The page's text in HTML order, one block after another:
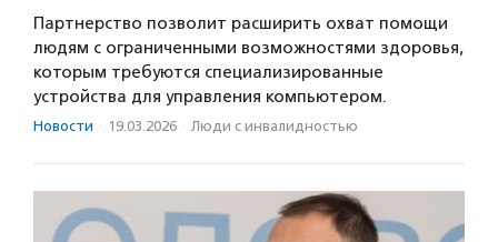
Партнерство позволит расширить охват помощи
людям с ограниченными возможностями здоровья,
которым требуются специализированные
устройства для управления компьютером.
Новости · 19.03.2026 · Люди с инвалидностью